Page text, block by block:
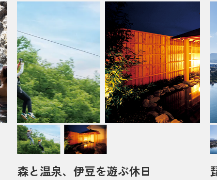
森と温泉、伊豆を遊ぶ休日